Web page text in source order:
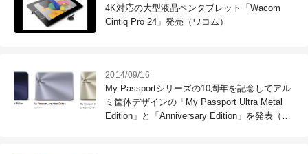
4K対応の大型液晶ペンタブレット「Wacom
Cintiq Pro 24」発売（ワコム）
2014/09/16
My Passportシリーズの10周年を記念してアル
ミ筐体デザインの「My Passport Ultra Metal
Edition」と「Anniversary Edition」を発表（ウ